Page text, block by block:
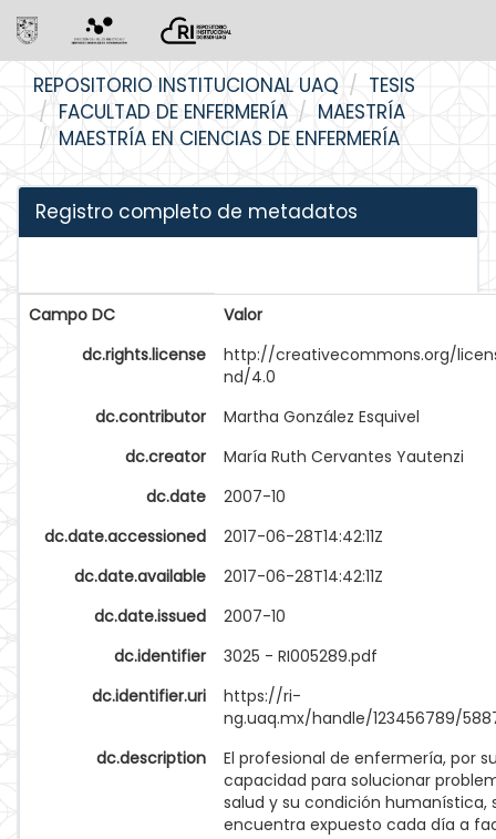
navigation
REPOSITORIO INSTITUCIONAL UAQ
TESIS
FACULTAD DE ENFERMERÍA
MAESTRÍA
MAESTRÍA EN CIENCIAS DE ENFERMERÍA
Registro completo de metadatos
Campo DC
Valor
dc.rights.license
http://creativecommons.org/
nd/4.0
dc.contributor
Martha González Esquivel
dc.creator
María Ruth Cervantes Yautenzi
dc.date
2007-10
dc.date.accessioned
2017-06-28T14:42:11Z
dc.date.available
2017-06-28T14:42:11Z
dc.date.issued
2007-10
dc.identifier
3025 - RI005289.pdf
dc.identifier.uri
https://ri-
ng.uaq.mx/handle/123456789/
dc.description
El profesional de enfermería, por
capacidad para solucionar
salud y su condición humanística,
encuentra expuesto cada día a